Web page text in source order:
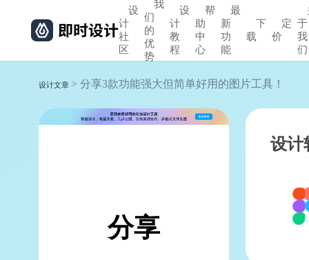
设
计
社
区
我
们
的
优
势
设
计
教
程
帮
助
中
心
最
新
功
能
下
载
定
价
于
我
们
设计文章 > 分享3款功能强大但简单好用的图片工具！
分享
设计